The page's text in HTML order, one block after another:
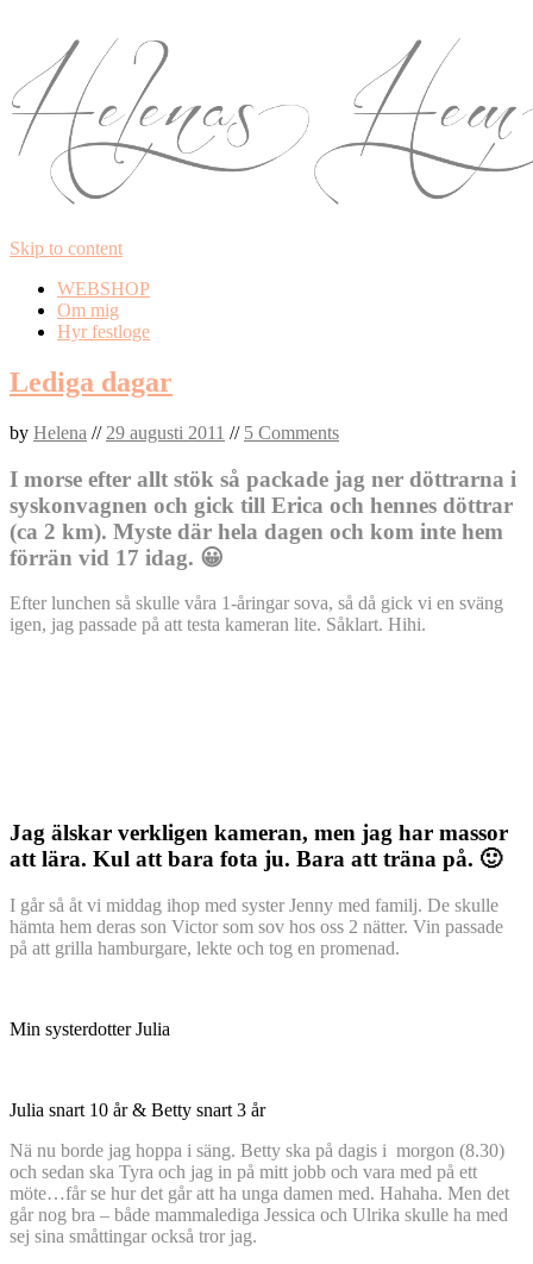
Skip to content
WEBSHOP
Om mig
Hyr festloge
Lediga dagar
by Helena // 29 augusti 2011 // 5 Comments
I morse efter allt stök så packade jag ner döttrarna i
syskonvagnen och gick till Erica och hennes döttrar
(ca 2 km). Myste där hela dagen och kom inte hem
förrän vid 17 idag. 😀
Efter lunchen så skulle våra 1-åringar sova, så då gick vi en sväng
igen, jag passade på att testa kameran lite. Såklart. Hihi.
Jag älskar verkligen kameran, men jag har massor
att lära. Kul att bara fota ju. Bara att träna på. 🙂
I går så åt vi middag ihop med syster Jenny med familj. De skulle
hämta hem deras son Victor som sov hos oss 2 nätter. Vin passade
på att grilla hamburgare, lekte och tog en promenad.
Min systerdotter Julia
Julia snart 10 år & Betty snart 3 år
Nä nu borde jag hoppa i säng. Betty ska på dagis i morgon (8.30)
och sedan ska Tyra och jag in på mitt jobb och vara med på ett
möte…får se hur det går att ha unga damen med. Hahaha. Men det
går nog bra – både mammalediga Jessica och Ulrika skulle ha med
sej sina småttingar också tror jag.